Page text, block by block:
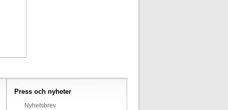
Press och nyheter
Nyhetsbrev